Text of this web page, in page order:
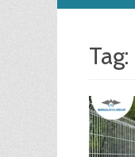
Menu
Tag: